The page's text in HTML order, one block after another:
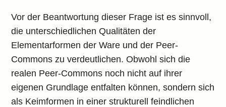
Vor der Beantwortung dieser Frage ist es sinnvoll,
die unterschiedlichen Qualitäten der
Elementarformen der Ware und der Peer-
Commons zu verdeutlichen. Obwohl sich die
realen Peer-Commons noch nicht auf ihrer
eigenen Grundlage entfalten können, sondern sich
als Keimformen in einer strukturell feindlichen